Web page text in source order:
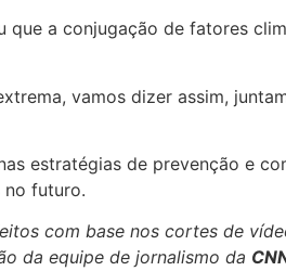
a conjugação de fatores
vamos dizer assim,
estratégias de prevenção e
no futuro.
com base nos cortes de
da equipe de jornalismo da